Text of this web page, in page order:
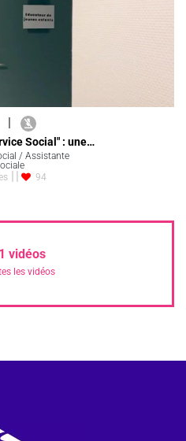
Social" : une…
/ Assistante
94
vidéos
les vidéos